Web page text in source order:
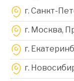
г. Санкт-
г. Москва,
г.
г.